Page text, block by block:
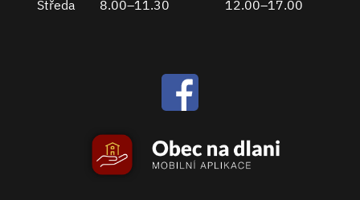
Středa
8.00–11.30 12.00–17.00